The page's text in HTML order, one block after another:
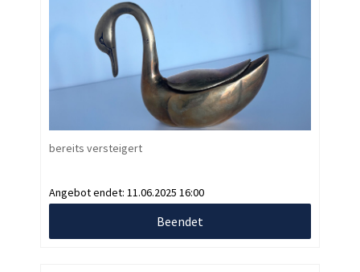
bereits versteigert
Angebot endet: 11.06.2025 16:00
Beendet